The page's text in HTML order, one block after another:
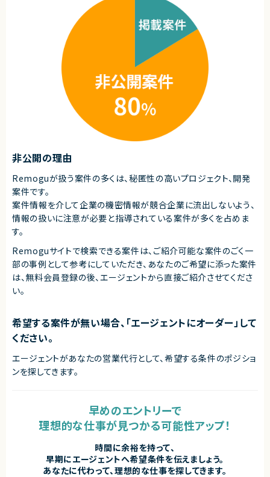
◎SRE・プラットフォームエンジニアリング領域を中心に、幅広いインフラ技
術や運用改善の経験を積めます！
◎AWS・GCP・オンプレミス環境に加え、多数のOSSを活用したモダンな技
術環境で業務が可能です！
◎Docker・Kubernetes・CI/CDなど市場価値の高いスキルを実践的に活か
◎基本リモート環境のため、働きやすさと技術チャレンジを両立できます！
・C言語を使用した組込みソフトウェア開発経験5年以上
・設計～テストまで一人称で自走しながら作業を進められる方
・組込みLinux環境での開発経験
・Linuxカーネルまたはデバイスドライバーの開発経験
・マイコン、SoCなどのハードウェアに近い下回りの開発経験
・ハードウェアに関する基礎知識 ・ハードウェア仕様書、デバイス仕様書、デ
ータシートを読み解けること
・UART、SPIなどのペリフェラルに関する基礎知識
・設計からテストまで主体的に対応できる方
・ハードウェア寄りの開発に強みをお持ちの方
・長期参画を希望される方
契約形態
業務委託(準委任契約)
契約元
株式会社LASSIC
◎組込みLinux環境におけるデバイスドライバー開発の経験を存分に活か
せる案件です！
◎設計から評価、不具合解析まで幅広く担当できるため、技術力を高めたい
方におすすめです！
◎ハードウェアに近いレイヤーでの開発経験を積むことができ、専門性をさ
す！
◎長期参画前提のため、安定して腰を据えて開発に取り組みたい方におす
すめです！
非公開の理由
Remoguが扱う案件の多くは、秘匿性の高いプロジェクト、開発
案件です。
案件情報を介して企業の機密情報が競合企業に流出しないよう、
情報の扱いに注意が必要と指導されている案件が多くを占めま
す。
Remoguサイトで検索できる案件は、ご紹介可能な案件のごく一
部の事例として参考にしていただき、 あなたのご希望に添った案件
は、無料会員登録の後、エージェントから直接ご紹介させてくださ
い。
希望する案件が無い場合、「エージェントにオーダー」して
ください。
エージェントがあなたの営業代行として、希望する条件のポジショ
ンを探してきます。
早めのエントリーで
理想的な仕事が見つかる可能性アップ！
時間に余裕を持って、
早期にエージェントへ希望条件を伝えましょう。
あなたに代わって、理想的な仕事を探してきます。